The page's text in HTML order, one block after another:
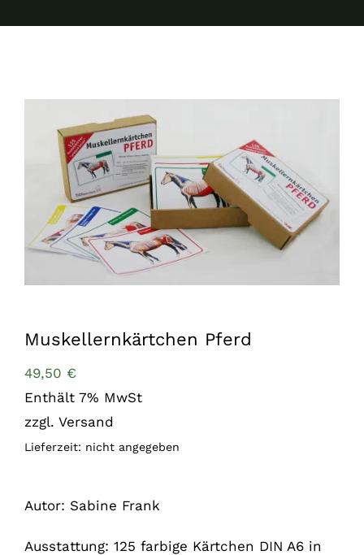
Muskellernkärtchen Pferd
49,50 €
Enthält 7% MwSt
zzgl. Versand
Lieferzeit: nicht angegeben
Autor: Sabine Frank
Ausstattung: 125 farbige Kärtchen DIN A6 in